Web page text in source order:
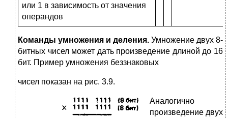
или 1 в зависимость от значения
операндов
Команды умножения и деления. Умножение двух 8-
битных чисел мо­жет дать произведение длиной до 16
бит. Пример умножения беззнаковых
чисел показан на рис. 3.9.
Аналогично
произведение двух